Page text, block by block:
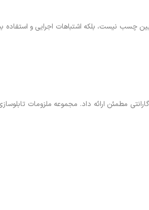
چسب نیست، بلکه اشتباهات اجرایی و استفاده
مطمئن ارائه داد. مجموعه ملزومات